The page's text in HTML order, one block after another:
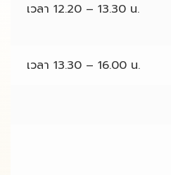
เวลา 12.20 – 13.30 น.
เวลา 13.30 – 16.00 น.